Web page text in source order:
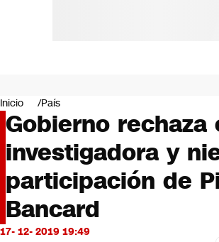
Negocios
Deportes
Programas completos
Cultura
Servicios
Bits
CNN tiempo
Futuro 360
Inicio País
Gobierno rechaza
investigadora y
participación de
Bancard
17- 12- 2019 19:49